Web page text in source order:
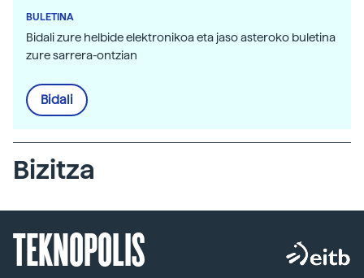
BULETINA
Bidali zure helbide elektronikoa eta jaso asteroko buletina
zure sarrera-ontzian
Bidali
Bizitza
TEKNOPOLIS